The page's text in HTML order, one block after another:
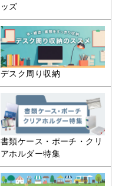
ッズ
デスク周り収納
書類ケース・ポーチ・クリ
アホルダー特集